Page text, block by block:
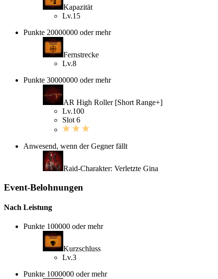
Kapazität
Lv.15
Punkte 20000000 oder mehr
Fernstrecke
Lv.8
Punkte 30000000 oder mehr
AR High Roller [Short Range+]
Lv.100
Slot 6
Anwesend, wenn der Gegner fällt
Raid-Charakter: Verletzte Gina
Event-Belohnungen
Nach Leistung
Punkte 100000 oder mehr
Kurzschluss
Lv.3
Punkte 1000000 oder mehr